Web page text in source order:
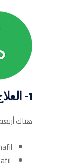
1- العلاج الدوائي عن طريق الفم
هناك